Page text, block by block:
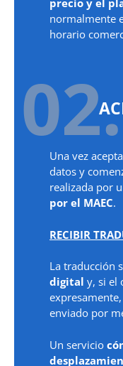
normalmente
horario
02.
Una vez
datos y
realizada por
por el MAEC.
RECIBIR
La traducción
digital y, si el
enviado por
Un servicio